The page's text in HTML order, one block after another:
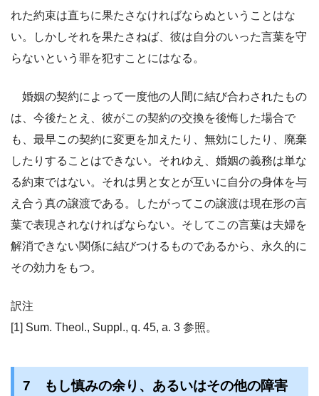
れた約束は直ちに果たさなければならぬということはな
い。しかしそれを果たさねば、彼は自分のいった言葉を守
らないという罪を犯すことにはなる。
婚姻の契約によって一度他の人間に結び合わされたもの
は、今後たとえ、彼がこの契約の交換を後悔した場合で
も、最早この契約に変更を加えたり、無効にしたり、廃棄
したりすることはできない。それゆえ、婚姻の義務は単な
る約束ではない。それは男と女とが互いに自分の身体を与
え合う真の譲渡である。したがってこの譲渡は現在形の言
葉で表現されなければならない。そしてこの言葉は夫婦を
解消できない関係に結びつけるものであるから、永久的に
その効力をもつ。
訳注
[1] Sum. Theol., Suppl., q. 45, a. 3 参照。
7 もし慎みの余り、あるいはその他の障害